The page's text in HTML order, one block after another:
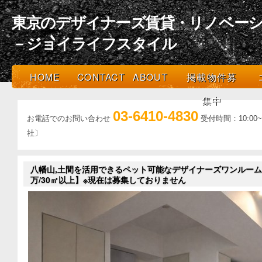
東京のデザイナーズ賃貸・リノベー
－ジョイライフスタイル
HOME CONTACT ABOUT
掲載物件募
集中
お電話でのお問い合わせ 03-6410-4830 受付時間：
社〕
八幡山,土間を活用できるペット可能なデザイナーズワンルー
万/30㎡以上】※現在は募集しておりません